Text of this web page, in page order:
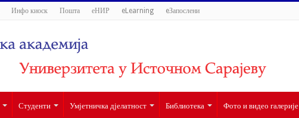
Инфо киоск Пошта еНИР eLearning eЗапослени
Студенти Умјетничка дјелатност Библиотека Фото и видео галерије